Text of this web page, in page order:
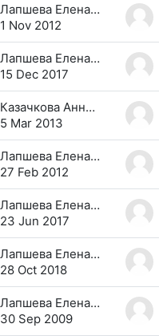
Лапшева Елена Евгеньевна
1 Nov 2012
Лапшева Елена Евгеньевна
15 Dec 2017
Казачкова Анна Андреевна
5 Mar 2013
Лапшева Елена Евгеньевна
27 Feb 2012
Лапшева Елена Евгеньевна
23 Jun 2017
Лапшева Елена Евгеньевна
28 Oct 2018
Лапшева Елена Евгеньевна
30 Sep 2009